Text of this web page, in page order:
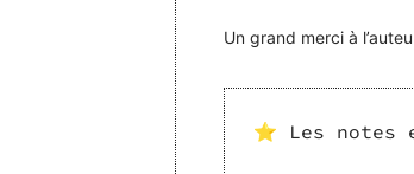
Un grand merci à
⭐ Les notes